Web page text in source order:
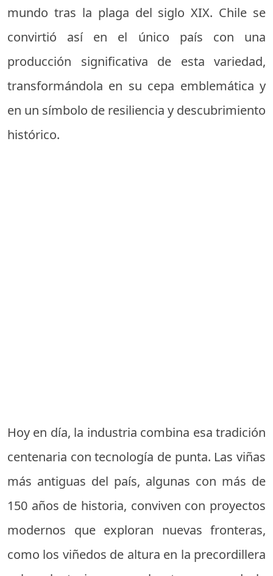
mundo tras la plaga del siglo XIX. Chile se
convirtió así en el único país con una
producción significativa de esta variedad,
transformándola en su cepa emblemática y
en un símbolo de resiliencia y descubrimiento
histórico.
Hoy en día, la industria combina esa tradición
centenaria con tecnología de punta. Las viñas
más antiguas del país, algunas con más de
150 años de historia, conviven con proyectos
modernos que exploran nuevas fronteras,
como los viñedos de altura en la precordillera